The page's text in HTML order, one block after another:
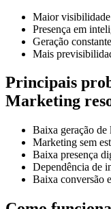
Maior visibilidade
Presença em
Geração
Mais
Principais
Marketing
Baixa geração de
Marketing sem
Baixa presença
Dependência de
Baixa conversão